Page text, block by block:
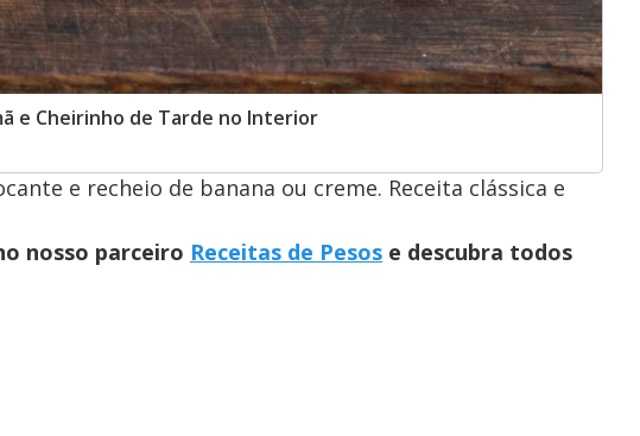
e Cheirinho de Tarde no Interior
e recheio de banana ou creme. Receita clássica e
nosso parceiro Receitas de Pesos e descubra todos